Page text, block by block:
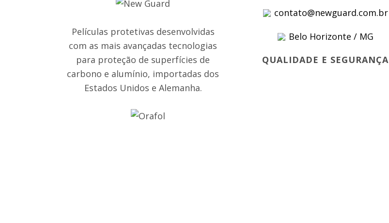
Películas protetivas desenvolvidas
com as mais avançadas tecnologias
para proteção de superfícies de
carbono e alumínio, importadas dos
Estados Unidos e Alemanha.
contato@newguard.com.br
Belo Horizonte / MG
QUALIDADE E SEGURANÇA